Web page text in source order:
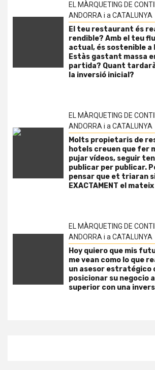
EL MÀRQUETING DE
ANDORRA i a CATALUNYA
El teu restaurant és
rendible? Amb el teu
actual, és sostenible
Estàs gastant massa
partida? Quant
la inversió inicial?
EL MÀRQUETING DE
ANDORRA i a CATALUNYA
Molts propietaris de
hotels creuen que fer
pujar vídeos, seguir
publicar per publicar.
pensar que et triaran
EXACTAMENT el
EL MÀRQUETING DE
ANDORRA i a CATALUNYA
Hoy quiero que mis
me vean como lo que
un asesor estratégico
posicionar su negocio a
superior con una